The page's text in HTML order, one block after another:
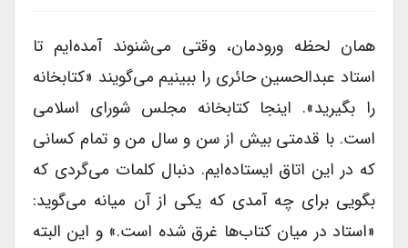
همان لحظه ورودمان، وقتى می‌شنوند آمده‌ایم تا
استاد عبدالحسین حائرى را ببینیم می‌گویند «کتابخانه
را بگیرید». اینجا کتابخانه مجلس شوراى اسلامى
است. با قدمتى بیش از سن و سال من و تمام کسانى
که در این اتاق ایستاده‌ایم. دنبال کلمات می‌گردی که
بگویى براى چه آمدى که یکى از آن میانه می‌گوید:
«استاد در میان کتاب‌ها غرق شده است.» و این البته